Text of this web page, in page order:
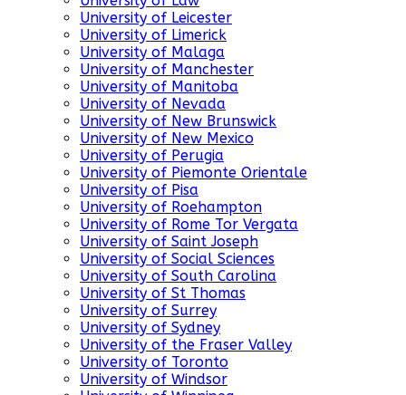
University of Leicester
University of Limerick
University of Malaga
University of Manchester
University of Manitoba
University of Nevada
University of New Brunswick
University of New Mexico
University of Perugia
University of Piemonte Orientale
University of Pisa
University of Roehampton
University of Rome Tor Vergata
University of Saint Joseph
University of Social Sciences
University of South Carolina
University of St Thomas
University of Surrey
University of Sydney
University of the Fraser Valley
University of Toronto
University of Windsor